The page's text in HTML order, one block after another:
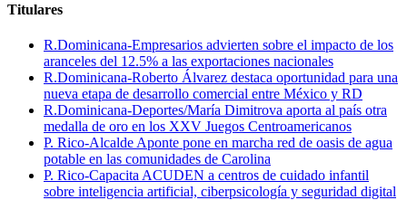
Titulares
R.Dominicana-Empresarios advierten sobre el impacto de los
aranceles del 12.5% a las exportaciones nacionales
R.Dominicana-Roberto Álvarez destaca oportunidad para una
nueva etapa de desarrollo comercial entre México y RD
R.Dominicana-Deportes/María Dimitrova aporta al país otra
medalla de oro en los XXV Juegos Centroamericanos
P. Rico-Alcalde Aponte pone en marcha red de oasis de agua
potable en las comunidades de Carolina
P. Rico-Capacita ACUDEN a centros de cuidado infantil
sobre inteligencia artificial, ciberpsicología y seguridad digital